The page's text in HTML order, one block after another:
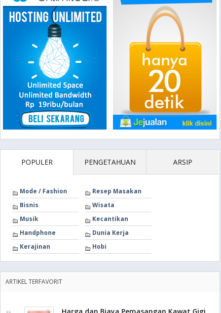
POPULER PENGETAHUAN ARSIP
Mode / Fashion
Resep Masakan
Bisnis
Wisata
Musik
Kecantikan
Handphone
Dunia Kerja
Kerajinan
Hobi
ARTIKEL TERFAVORIT